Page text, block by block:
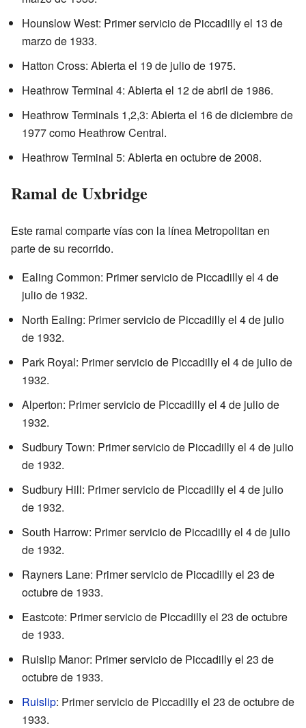
Hounslow West: Primer servicio de Piccadilly el 13 de
marzo de 1933.
Hatton Cross: Abierta el 19 de julio de 1975.
Heathrow Terminal 4: Abierta el 12 de abril de 1986.
Heathrow Terminals 1,2,3: Abierta el 16 de diciembre de
1977 como Heathrow Central.
Heathrow Terminal 5: Abierta en octubre de 2008.
Ramal de Uxbridge
Este ramal comparte vías con la línea Metropolitan en
parte de su recorrido.
Ealing Common: Primer servicio de Piccadilly el 4 de
julio de 1932.
North Ealing: Primer servicio de Piccadilly el 4 de julio
de 1932.
Park Royal: Primer servicio de Piccadilly el 4 de julio de
1932.
Alperton: Primer servicio de Piccadilly el 4 de julio de
1932.
Sudbury Town: Primer servicio de Piccadilly el 4 de julio
de 1932.
Sudbury Hill: Primer servicio de Piccadilly el 4 de julio
de 1932.
South Harrow: Primer servicio de Piccadilly el 4 de julio
de 1932.
Rayners Lane: Primer servicio de Piccadilly el 23 de
octubre de 1933.
Eastcote: Primer servicio de Piccadilly el 23 de octubre
de 1933.
Ruislip Manor: Primer servicio de Piccadilly el 23 de
octubre de 1933.
Ruislip: Primer servicio de Piccadilly el 23 de octubre de
1933.